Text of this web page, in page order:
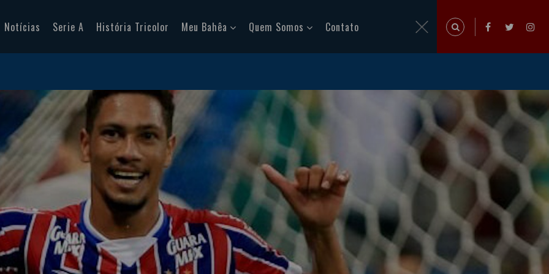
Notícias Serie A História Tricolor Meu Bahêa Quem Somos Contato